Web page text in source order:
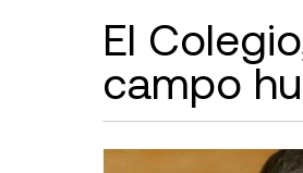
El
campo